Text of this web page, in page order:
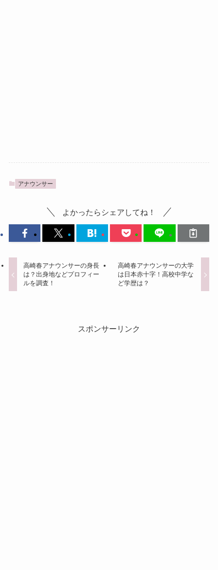
アナウンサー
よかったらシェアしてね！
高崎春アナウンサーの身長
は？出身地などプロフィー
ルを調査！
高崎春アナウンサーの大学
は日本赤十字！高校中学な
ど学歴は？
スポンサーリンク